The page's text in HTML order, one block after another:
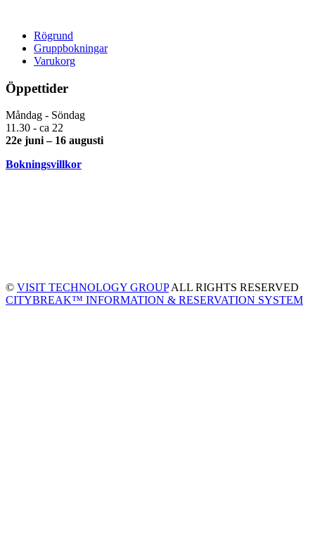
Rögrund
Gruppbokningar
Varukorg
Öppettider
Måndag - Söndag
11.30 - ca 22
22e juni – 16 augusti
Bokningsvillkor
© VISIT TECHNOLOGY GROUPALL RIGHTS RESERVED
CITYBREAK™ INFORMATION & RESERVATION SYSTEM